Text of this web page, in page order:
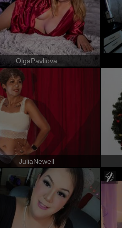
OlgaPavllova
JuliaNewell